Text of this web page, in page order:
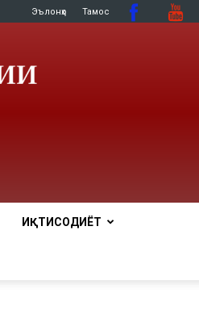
Эълонҳо Тамос
ИҚТИСОДИЁТ